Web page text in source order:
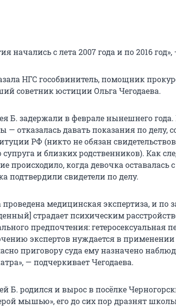
начались с лета 2007 года и по 2016 год»,
НГС гособвинитель, помощник
советник юстиции Ольга Чегодаева.
Б. задержали в феврале нынешнего
— отказалась давать показания по делу,
РФ (никто не обязан
супруга и близких родственников). Как
происходило, когда девочка оставалась
подтвердили свидетели по делу.
медицинская экспертиза, и по
страдает психическим
предпочтения: гетеросексуальная
экспертов нуждается в применении
приговору суда ему назначено
— подчеркивает Чегодаева.
Б. родился и вырос в посёлке
мышью», его до сих пор дразнят